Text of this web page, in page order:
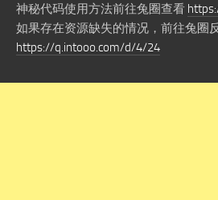
神秘代码使用方法前往兔圈查看
如果存在资源缺失的情况，前往兔圈反
https://q.intooo.com/d/4/24